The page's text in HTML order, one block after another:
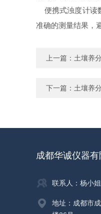
便携式浊度计读
准确的测量结果，
上一篇： 土壤养
下一篇： 土壤养
成都华诚仪器有
联系人：杨小姐
地址：成都市